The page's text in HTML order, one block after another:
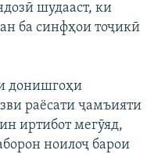
шудааст, ки
ба синфҳои тоҷикӣ
донишгоҳи
раёсати ҷамъияти
иртибот мегӯяд,
ноилоҷ барои